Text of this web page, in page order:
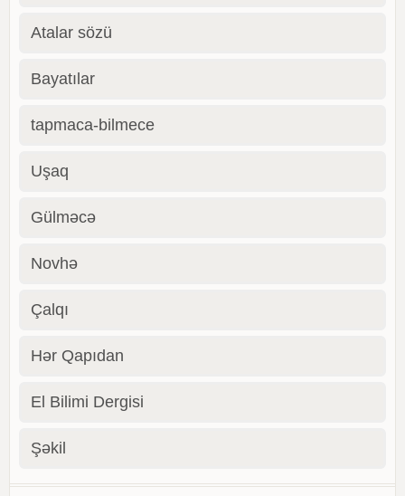
Atalar sözü
Bayatılar
tapmaca-bilmece
Uşaq
Gülməcə
Novhə
Çalqı
Hər Qapıdan
El Bilimi Dergisi
Şəkil